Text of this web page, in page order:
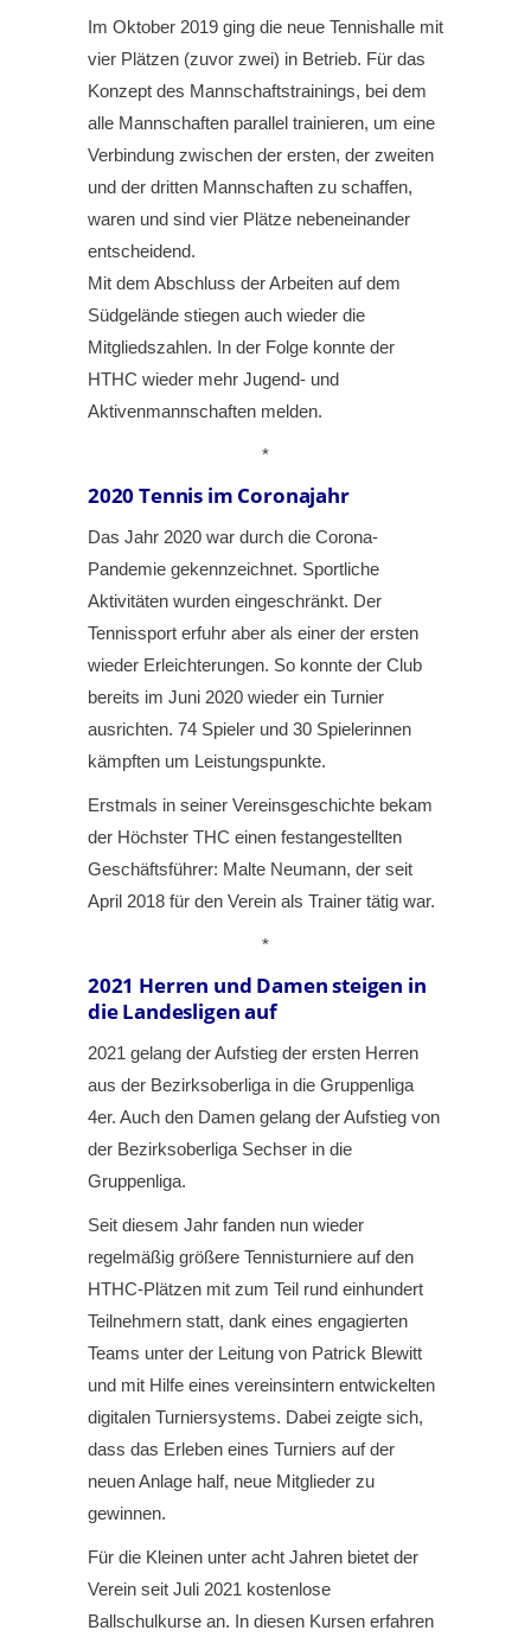
Im Oktober 2019 ging die neue Tennishalle mit
vier Plätzen (zuvor zwei) in Betrieb. Für das
Konzept des Mannschaftstrainings, bei dem
alle Mannschaften parallel trainieren, um eine
Verbindung zwischen der ersten, der zweiten
und der dritten Mannschaften zu schaffen,
waren und sind vier Plätze nebeneinander
entscheidend.
Mit dem Abschluss der Arbeiten auf dem
Südgelände stiegen auch wieder die
Mitgliedszahlen. In der Folge konnte der
HTHC wieder mehr Jugend- und
Aktivenmannschaften melden.
*
2020Tennis im Coronajahr
Das Jahr 2020 war durch die Corona-
Pandemie gekennzeichnet. Sportliche
Aktivitäten wurden eingeschränkt. Der
Tennissport erfuhr aber als einer der ersten
wieder Erleichterungen. So konnte der Club
bereits im Juni 2020 wieder ein Turnier
ausrichten. 74 Spieler und 30 Spielerinnen
kämpften um Leistungspunkte.
Erstmals in seiner Vereinsgeschichte bekam
der Höchster THC einen festangestellten
Geschäftsführer: Malte Neumann, der seit
April 2018 für den Verein als Trainer tätig war.
*
2021 Herren und Damen steigen in
die Landesligen auf
2021 gelang der Aufstieg der ersten Herren
aus der Bezirksoberliga in die Gruppenliga
4er. Auch den Damen gelang der Aufstieg von
der Bezirksoberliga Sechser in die
Gruppenliga.
Seit diesem Jahr fanden nun wieder
regelmäßig größere Tennisturniere auf den
HTHC-Plätzen mit zum Teil rund einhundert
Teilnehmern statt, dank eines engagierten
Teams unter der Leitung von Patrick Blewitt
und mit Hilfe eines vereinsintern entwickelten
digitalen Turniersystems. Dabei zeigte sich,
dass das Erleben eines Turniers auf der
neuen Anlage half, neue Mitglieder zu
gewinnen.
Für die Kleinen unter acht Jahren bietet der
Verein seit Juli 2021 kostenlose
Ballschulkurse an. In diesen Kursen erfahren